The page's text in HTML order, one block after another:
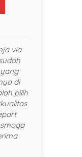
pengalaman
Web di
cari kemana mana
saya cari,akhirnya
bateradanadaptor.
dan produk yang
sekali. kalau mau
laptop harus kesini
makin rame